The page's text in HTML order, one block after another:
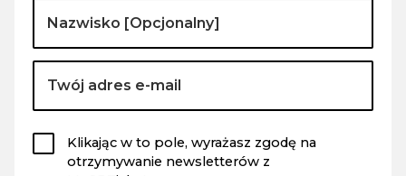
Klikając w to pole, wyrażasz zgodę na
otrzymywanie newsletterów z